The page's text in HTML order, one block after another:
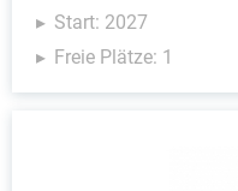
Start: 2027
Freie Plätze: 1